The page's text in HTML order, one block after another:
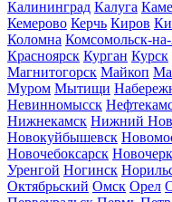
Калининград Калуга
Кемерово Керчь Киров
Коломна Комсомольск-
Красноярск Курган Курск
Магнитогорск Майкоп
Муром Мытищи
Невинномысск
Нижнекамск Нижний
Новокуйбышевск
Новочебоксарск
Уренгой Ногинск
Октябрьский Омск Орел